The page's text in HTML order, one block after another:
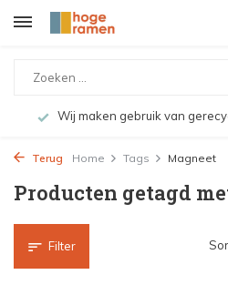
Wij maken gebruik van
Terug Home Tags Magneet
Producten getagd
Filter